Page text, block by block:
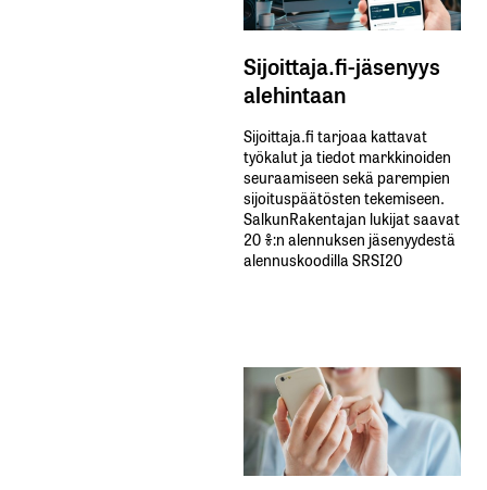
Sijoittaja.fi-jäsenyys
alehintaan
Sijoittaja.fi tarjoaa kattavat
työkalut ja tiedot markkinoiden
seuraamiseen sekä parempien
sijoituspäätösten tekemiseen.
SalkunRakentajan lukijat saavat
20 %:n alennuksen jäsenyydestä
alennuskoodilla SRSI20